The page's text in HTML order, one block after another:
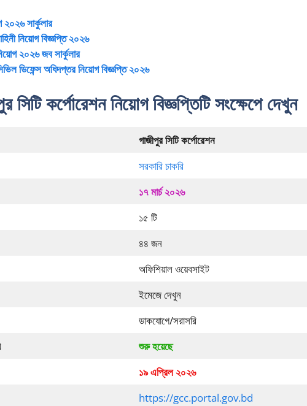
২০২৬সার্কুলার
নিয়োগ বিজ্ঞপ্তি ২০২৬
২০২৬জব সার্কুলার
ডিফেন্স অধিদপ্তর নিয়োগ বিজ্ঞপ্তি ২০২৬
সিটি কর্পোরেশন নিয়োগ বিজ্ঞপ্তিটি সংক্ষেপে দেখুন
গাজীপুর সিটি কর্পোরেশন
সরকারি চাকরি
১৭ মার্চ ২০২৬
১৫ টি
৪৪ জন
অফিশিয়াল ওয়েবসাইট
ইমেজে দেখুন
ডাকযোগে/সরাসরি
শুরু হয়েছে
১৯ এপ্রিল ২০২৬
https://gcc.portal.gov.bd